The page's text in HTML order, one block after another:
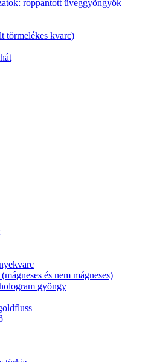
roppantott üveggyöngyök
törmelékes kvarc)
és nem mágneses)
gyöngy